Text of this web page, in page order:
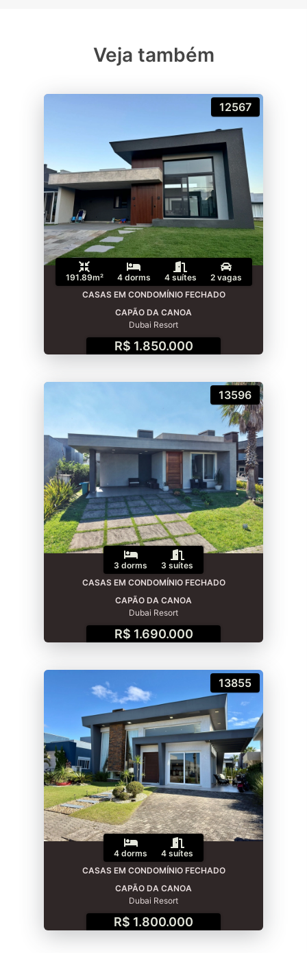
Veja também
12567
191.89m² 4 dorms 4 suítes
2 vagas
CASAS EM CONDOMÍNIO FECHADO
CAPÃO DA CANOA
Dubai Resort
R$ 1.850.000
13596
3 dorms
3 suítes
CASAS EM CONDOMÍNIO FECHADO
CAPÃO DA CANOA
Dubai Resort
R$ 1.690.000
13855
4 dorms
4 suítes
CASAS EM CONDOMÍNIO FECHADO
CAPÃO DA CANOA
Dubai Resort
R$ 1.800.000